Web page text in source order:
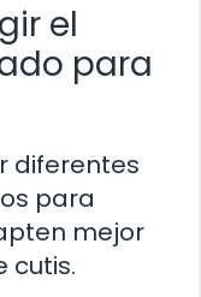
el
para
diferentes
para
mejor
cutis.